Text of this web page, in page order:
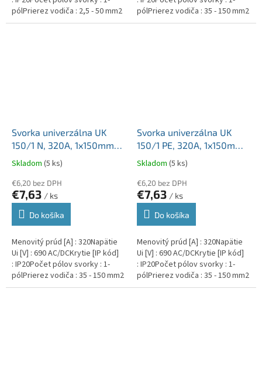
pólPrierez vodiča : 2,5 - 50 mm2
pólPrierez vodiča : 35 - 150 mm2
Svorka univerzálna UK
150/1 N, 320A, 1x150mm2
1pól., AL/CU, krytá, modrá,
na DIN a Montážnu dosku
Skladom (5 ks)
€6,20 bez DPH
€7,63 / ks
Do košíka
Menovitý prúd [A] : 320Napätie
Ui [V] : 690 AC/DCKrytie [IP kód]
: IP20Počet pólov svorky : 1-
pólPrierez vodiča : 35 - 150 mm2
Svorka univerzálna UK
150/1 PE, 320A, 1x150mm2
1pól., AL/CU, krytá,
zeleno-žltá, na DIN a
Montážnu dosku
Skladom (5 ks)
€6,20 bez DPH
€7,63 / ks
Do košíka
Menovitý prúd [A] : 320Napätie
Ui [V] : 690 AC/DCKrytie [IP kód]
: IP20Počet pólov svorky : 1-
pólPrierez vodiča : 35 - 150 mm2